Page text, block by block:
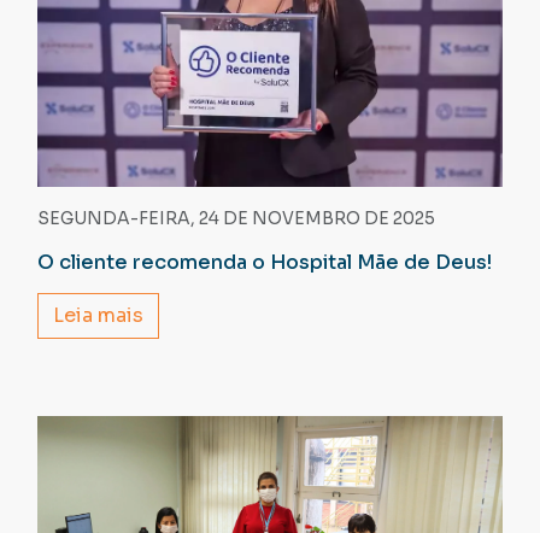
SEGUNDA-FEIRA, 24 DE NOVEMBRO DE 2025
O cliente recomenda o Hospital Mãe de Deus!
Leia mais